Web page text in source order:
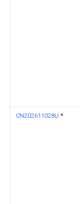
CN202611028U *